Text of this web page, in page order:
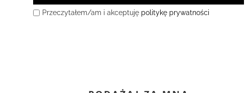
Przeczytałem/am i akceptuję politykę prywatności